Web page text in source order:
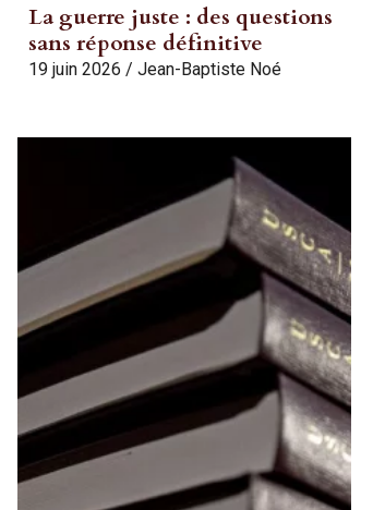
La guerre juste : des questions
sans réponse définitive
19 juin 2026 / Jean-Baptiste Noé